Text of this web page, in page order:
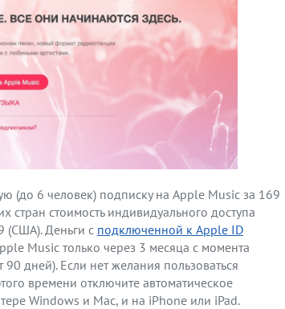
(до 6 человек) подписку на Apple Music за 169
стран стоимость индивидуального доступа
(США). Деньги с подключенной к Apple ID
Music только через 3 месяца с момента
дней). Если нет желания пользоваться
времени отключите автоматическое
Windows и Mac, и на iPhone или iPad.